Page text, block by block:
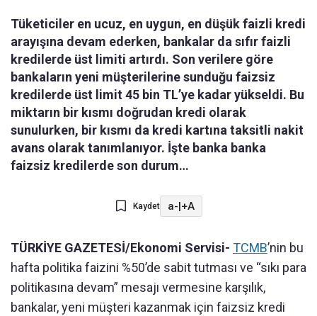
Tüketiciler en ucuz, en uygun, en düşük faizli kredi
arayışına devam ederken, bankalar da sıfır faizli
kredilerde üst limiti artırdı. Son verilere göre
bankaların yeni müşterilerine sunduğu faizsiz
kredilerde üst limit 45 bin TL’ye kadar yükseldi. Bu
miktarın bir kısmı doğrudan kredi olarak
sunulurken, bir kısmı da kredi kartına taksitli nakit
avans olarak tanımlanıyor. İşte banka banka
faizsiz kredilerde son durum…
Kaydet a-|+A
TÜRKİYE GAZETESİ/Ekonomi Servisi- TCMB’nin bu
hafta politika faizini %50’de sabit tutması ve “sıkı para
politikasına devam” mesajı vermesine karşılık,
bankalar, yeni müşteri kazanmak için faizsiz kredi